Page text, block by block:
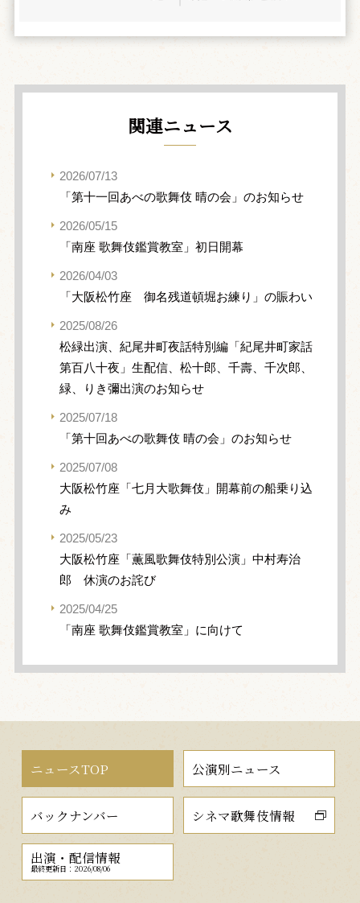
関連ニュース
2026/07/13
「第十一回あべの歌舞伎 晴の会」のお知らせ
2026/05/15
「南座 歌舞伎鑑賞教室」初日開幕
2026/04/03
「大阪松竹座 御名残道頓堀お練り」の賑わい
2025/08/26
松緑出演、紀尾井町夜話特別編「紀尾井町家話
第百八十夜」生配信、松十郎、千壽、千次郎、
緑、りき彌出演のお知らせ
2025/07/18
「第十回あべの歌舞伎 晴の会」のお知らせ
2025/07/08
大阪松竹座「七月大歌舞伎」開幕前の船乗り込
み
2025/05/23
大阪松竹座「薫風歌舞伎特別公演」中村寿治
郎 休演のお詫び
2025/04/25
「南座 歌舞伎鑑賞教室」に向けて
ニュースTOP 公演別ニュース
バックナンバー シネマ歌舞伎情報
出演・配信情報
最終更新日：2026/08/06